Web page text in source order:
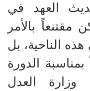
العهد في
مقتنعاً بالأمر
الناحية، بل
الدورة
وزارة العدل